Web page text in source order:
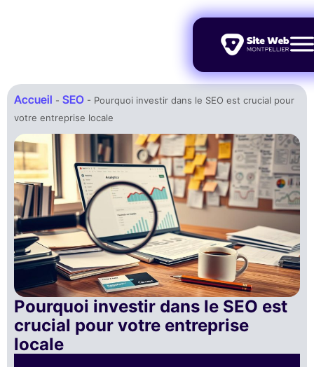
Accueil - SEO - Pourquoi investir dans le SEO est crucial pour
votre entreprise locale
Pourquoi investir dans le SEO est
crucial pour votre entreprise
locale